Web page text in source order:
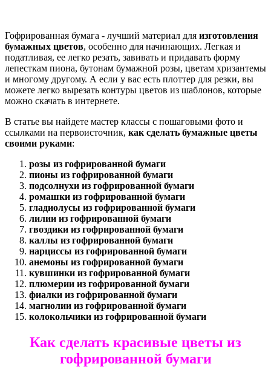
Гофрированная бумага - лучший материал для изготовления
бумажных цветов, особенно для начинающих. Легкая и
податливая, ее легко резать, завивать и придавать форму
лепесткам пиона, бутонам бумажной розы, цветам хризантемы
и многому другому. А если у вас есть плоттер для резки, вы
можете легко вырезать контуры цветов из шаблонов, которые
можно скачать в интернете.
В статье вы найдете мастер классы с пошаговыми фото и
ссылками на первоисточник, как сделать бумажные цветы
своими руками:
розы из гофрированной бумаги
пионы из гофрированной бумаги
подсолнухи из гофрированной бумаги
ромашки из гофрированной бумаги
гладиолусы из гофрированной бумаги
лилии из гофрированной бумаги
гвоздики из гофрированной бумаги
каллы из гофрированной бумаги
нарциссы из гофрированной бумаги
анемоны из гофрированной бумаги
кувшинки из гофрированной бумаги
плюмерии из гофрированной бумаги
фиалки из гофрированной бумаги
магнолии из гофрированной бумаги
колокольчики из гофрированной бумаги
Как сделать красивые цветы из
гофрированной бумаги